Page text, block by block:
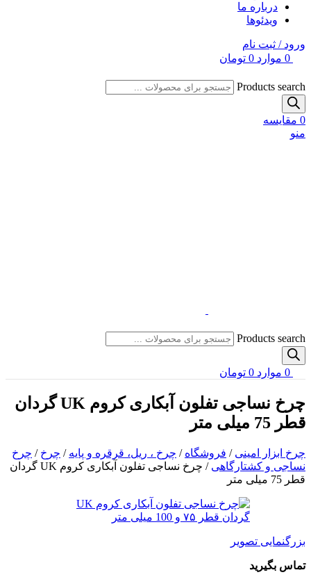
درباره ما
ویدئوها
ورود / ثبت نام
0 موارد 0 تومان
Products search
0 مقایسه
منو
Products search
0 موارد 0 تومان
چرخ نساجی تفلون آبکاری کروم UK گردان
قطر 75 میلی متر
چرخ ابزار امینی / فروشگاه / چرخ ، ریل، قرقره و پایه / چرخ / چرخ
نساجی و کشتارگاهی /
چرخ نساجی تفلون آبکاری کروم UK گردان
قطر 75 میلی متر
بزرگنمایی تصویر
تماس بگیرید